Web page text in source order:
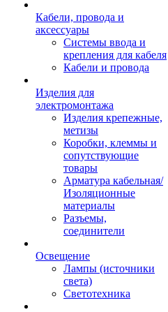
Кабели, провода и
аксессуары
Системы ввода и
крепления для кабеля
Кабели и провода
Изделия для
электромонтажа
Изделия крепежные,
метизы
Коробки, клеммы и
сопутствующие
товары
Арматура кабельная/
Изоляционные
материалы
Разъемы,
соединители
Освещение
Лампы (источники
света)
Светотехника